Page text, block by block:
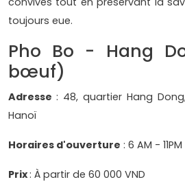
toujours eue.
Pho Bo - Hang
bœuf)
Adresse : 48, quartier Hang
Hanoï
Horaires d'ouverture : 6 AM - 11PM
Prix: À partir de 60 000 VND